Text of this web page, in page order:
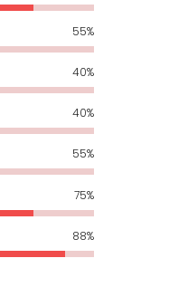
55
40
40
55
75
88